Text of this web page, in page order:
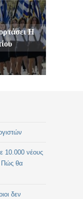
Η
10.000 νέους
Πώς θα
δεν